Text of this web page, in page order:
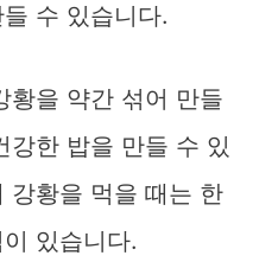
e
o
수 있습니다.
황을 약간 섞어 만들
강한 밥을 만들 수 있
강황을 먹을 때는 한
있습니다.